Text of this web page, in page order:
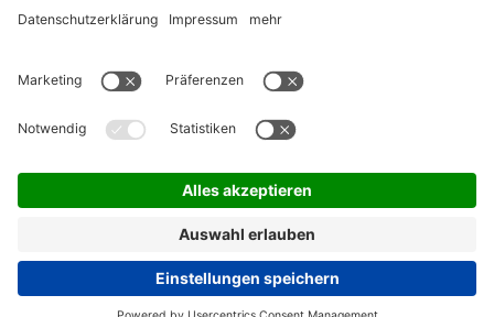
FÜR ARBEITGEBER & ARBEITNEHMER